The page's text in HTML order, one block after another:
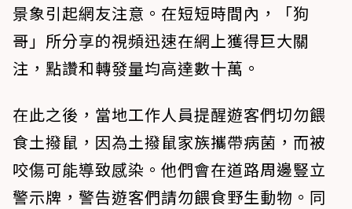
景象引起網友注意。在短短時間內，「狗
哥」所分享的視頻迅速在網上獲得巨大關
注，點讚和轉發量均高達數十萬。
在此之後，當地工作人員提醒遊客們切勿餵
食土撥鼠，因為土撥鼠家族攜帶病菌，而被
咬傷可能導致感染。他們會在道路周邊豎立
警示牌，警告遊客們請勿餵食野生動物。同